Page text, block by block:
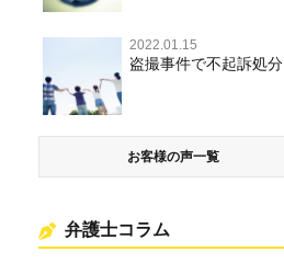
2022.01.15
盗撮事件で不起訴処分
お客様の声一覧
弁護士コラム